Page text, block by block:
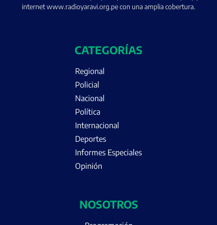
internet www.radioyaravi.org.pe con una amplia cobertura.
CATEGORÍAS
Regional
Policial
Nacional
Política
Internacional
Deportes
Informes Especiales
Opinión
NOSOTROS